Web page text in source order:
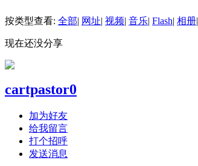
按类型查看: 全部| 网址| 视频| 音乐| Flash| 相册|
现在还没分享
cartpastor0
加为好友
给我留言
打个招呼
发送消息